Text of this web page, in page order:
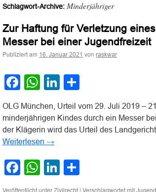
springen
Schlagwort-Archive: Minderjähriger
Zur Haftung für Verletzung
Messer bei einer Jugendfreizeit
Publiziert am 16. Januar 2021 von raskwar
Facebook
WhatsApp
LinkedIn
OLG München, Urteil vom 29. Juli 2019 –
minderjährigen Kindes durch ein Messer
der Klägerin wird das Urteil des
Weiterlesen →
Facebook
WhatsApp
LinkedIn
Veröffentlicht unter Zivilrecht | Verschlagwortet mit